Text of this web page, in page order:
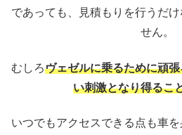
であっても、見積もりを行うだ
せん。
むしろヴェゼルに乗るために頑
い刺激となり得るこ
いつでもアクセスできる点も車